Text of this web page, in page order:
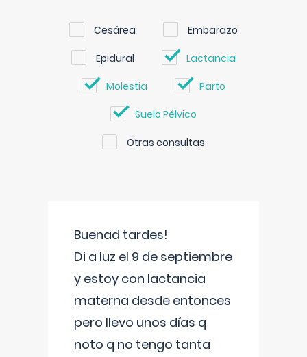
Cesárea Embarazo
Epidural Lactancia
Molestia Parto
Suelo Pélvico
Otras consultas
Buenad tardes!
Di a luz el 9 de septiembre
y estoy con lactancia
materna desde entonces
pero llevo unos días q
noto q no tengo tanta